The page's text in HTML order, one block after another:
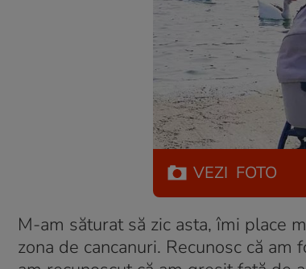
VEZI FOTO
M-am săturat să zic asta, îmi place
zona de cancanuri. Recunosc că